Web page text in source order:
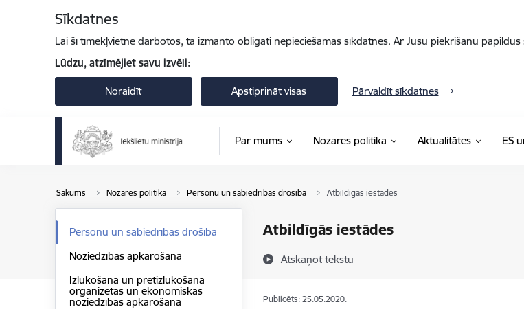
Sīkdatnes
Lai šī tīmekļvietne darbotos, tā izmanto obligāti nepieciešamās sīkdatnes. Ar Jūsu piekrišanu
Lūdzu, atzīmējiet savu izvēli:
Noraidīt Apstiprināt visas Pārvaldīt sīkdatnes
Par mums Nozares politika Aktualitātes ES
Sākums Nozares politika Personu un sabiedrības drošība Atbildīgās iestādes
Atbildīgās iestādes
Atskaņot tekstu
Personu un sabiedrības drošība
Noziedzības apkarošana
Izlūkošana un pretizlūkošana
organizētās un ekonomiskās
noziedzības apkarošanā
Publicēts: 25.05.2020.